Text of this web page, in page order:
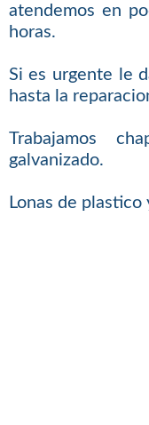
atendemos en
horas.
Si es urgente le
hasta la
Trabajamos
galvanizado.
Lonas de